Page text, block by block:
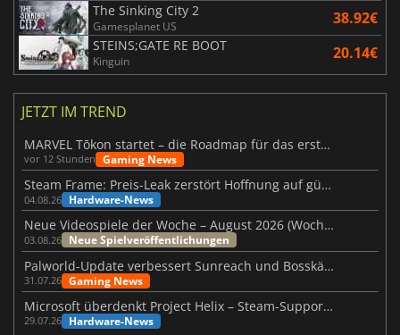
The Sinking City 2
Gamesplanet US 38.92€
STEINS;GATE RE BOOT
Kinguin 20.14€
JETZT IM TREND
MARVEL Tōkon startet – die Roadmap für das erste Jahr wurde vorgestellt
vor 12 Stunden Gaming News
Steam Frame: Preis-Leak zerstört Hoffnung auf günstiges VR-Headset
04.08.26 Hardware-News
Neue Videospiele der Woche – August 2026 (Woche 32)
03.08.26 Neue Spielveröffentlichungen
Palworld-Update verbessert Sunreach und Bosskämpfe deutlich
31.07.26 Gaming News
Microsoft überdenkt Project Helix – Steam-Support gefährdet
29.07.26 Hardware-News